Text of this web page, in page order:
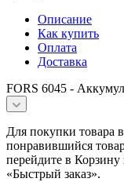
Описание
Как купить
Оплата
Доставка
FORS 6045 -
Для покупки товара
понравившийся
перейдите в
«Быстрый заказ».